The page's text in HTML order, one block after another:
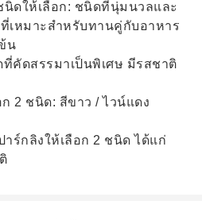
นิดให้เลือก: ชนิดที่นุ่มนวลและ
เหมาะสำหรับทานคู่กับอาหาร
น
ที่คัดสรรมาเป็นพิเศษ มีรสชาติ
ก 2 ชนิด: สีขาว / ไวน์แดง
ร์กลิงให้เลือก 2 ชนิด ได้แก่